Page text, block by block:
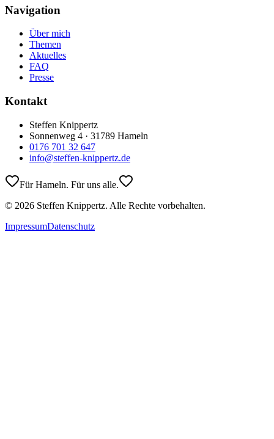
Navigation
Über mich
Themen
Aktuelles
FAQ
Presse
Kontakt
Steffen Knippertz
Sonnenweg 4 · 31789 Hameln
0176 701 32 647
info@steffen-knippertz.de
Für Hameln. Für uns alle.
© 2026 Steffen Knippertz. Alle Rechte vorbehalten.
ImpressumDatenschutz